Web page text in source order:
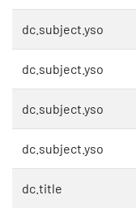
dc.subject.yso
dc.subject.yso
dc.subject.yso
dc.subject.yso
dc.title